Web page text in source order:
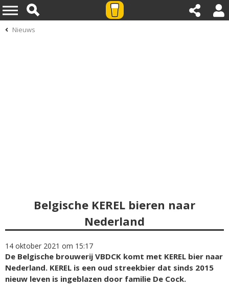
Nieuws
Belgische KEREL bieren naar
Nederland
14 oktober 2021 om 15:17
De Belgische brouwerij VBDCK komt met KEREL bier naar
Nederland. KEREL is een oud streekbier dat sinds 2015
nieuw leven is ingeblazen door familie De Cock.